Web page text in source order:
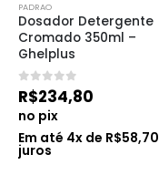
PADRAO
Dosador Detergente
Cromado 350ml –
Ghelplus
0de 5
R$234,80
no pix
Em até 4x de R$58,70
juros